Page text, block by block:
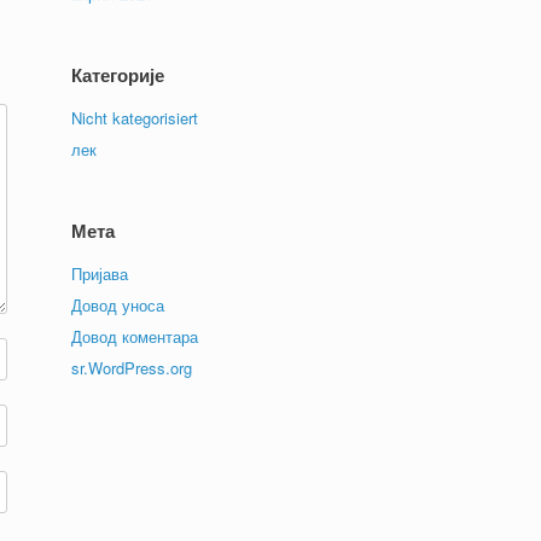
Категорије
Nicht kategorisiert
лек
Мета
Пријава
Довод уноса
Довод коментара
sr.WordPress.org